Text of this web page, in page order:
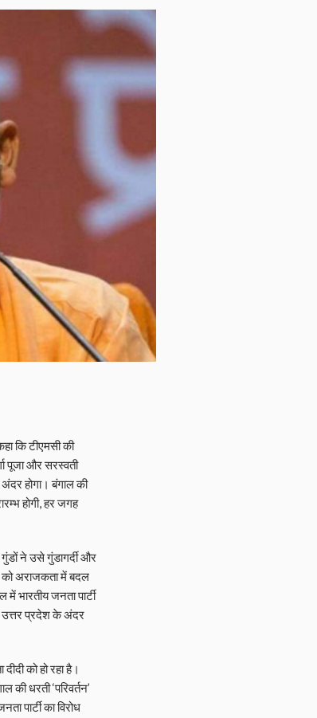
कि टीएमसी की
पूजा और सरस्वती
होगा। बंगाल की
होगी, हर जगह
ने उसे गुंडागर्दी और
को अराजकता में बदल
भारतीय जनता पार्टी
उत्तर प्रदेश के अंदर
को हो रहा है।
की धरती ‘परिवर्तन’
पार्टी का विरोध